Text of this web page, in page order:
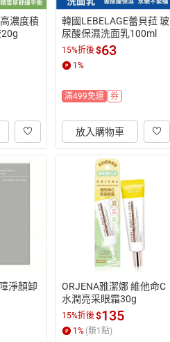
濃度積
韓國LEBELAGE蕾貝菈 玻
尿酸保濕洗面乳100ml
15%折後$63
1%
滿499免運 券
放入購物車
淨顏卸
ORJENA雅潔娜 維他命C
水潤亮采眼霜30g
15%折後$135
1% (賺1點)